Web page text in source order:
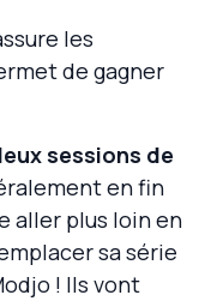
les
de gagner
sessions de
en fin
aller plus loin en
sa série
! Ils vont